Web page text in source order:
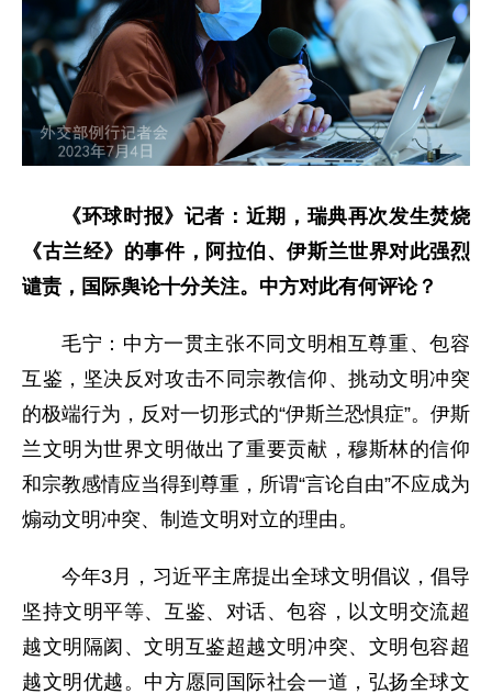
《环球时报》记者：近期，瑞典再次发生焚烧
《古兰经》的事件，阿拉伯、伊斯兰世界对此强烈
谴责，国际舆论十分关注。中方对此有何评论？
毛宁：中方一贯主张不同文明相互尊重、包容
互鉴，坚决反对攻击不同宗教信仰、挑动文明冲突
的极端行为，反对一切形式的“伊斯兰恐惧症”。伊斯
兰文明为世界文明做出了重要贡献，穆斯林的信仰
和宗教感情应当得到尊重，所谓“言论自由”不应成为
煽动文明冲突、制造文明对立的理由。
今年3月，习近平主席提出全球文明倡议，倡导
坚持文明平等、互鉴、对话、包容，以文明交流超
越文明隔阂、文明互鉴超越文明冲突、文明包容超
越文明优越。中方愿同国际社会一道，弘扬全球文